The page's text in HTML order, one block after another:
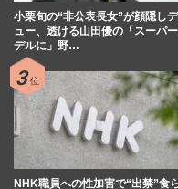
小栗旬の“非公表長女”が顔隠し
ュー、透ける山田優の「スーパ
デルに」野…
NHK職員への性加害で“出禁”食